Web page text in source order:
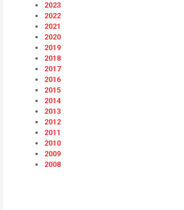
2023
2022
2021
2020
2019
2018
2017
2016
2015
2014
2013
2012
2011
2010
2009
2008